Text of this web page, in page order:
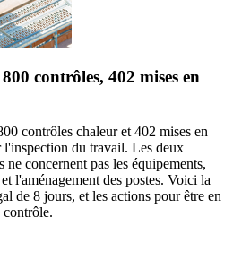
contrôles, 402 mises en
contrôles chaleur et 402 mises en
l'inspection du travail. Les deux
ne concernent pas les équipements,
l'aménagement des postes. Voici la
de 8 jours, et les actions pour être en